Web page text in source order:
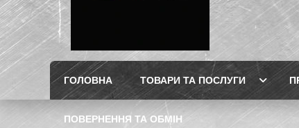
ГОЛОВНА ТОВАРИ ТА ПОСЛУГИ
ПОВЕРНЕННЯ ТА ОБМІН